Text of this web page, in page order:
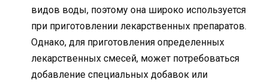
видов воды, поэтому она широко используется
при приготовлении лекарственных препаратов.
Однако, для приготовления определенных
лекарственных смесей, может потребоваться
добавление специальных добавок или